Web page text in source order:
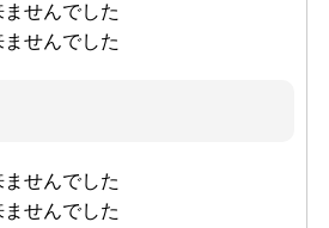
せんでした
せんでした
せんでした
せんでした